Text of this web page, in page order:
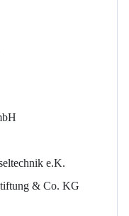
e.K.
& Co. KG